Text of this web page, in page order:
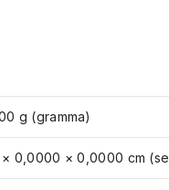
g (gramma)
0,0000 × 0,0000 cm